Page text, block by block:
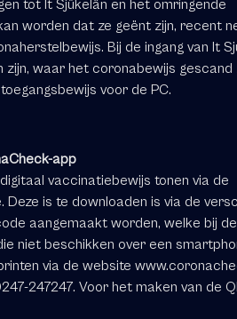
tot It Sjûkelân en het omringende
worden dat ze geënt zijn, recent
Bij de ingang van It
waar het coronabewijs gescand
voor de PC.
app
vaccinatiebewijs tonen via de
is te downloaden is via de
aangemaakt worden, welke bij de
niet beschikken over een
via de website
247247. Voor het maken van de